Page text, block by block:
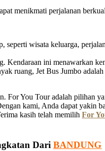
menikmati perjalanan
wisata keluarga,
ini menawarkan
ruang, Jet Bus Jumbo
You Tour adalah pilihan
kami, Anda dapat yakin
kasih telah memilih For
Dari BANDUNG